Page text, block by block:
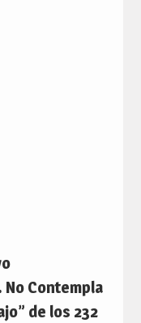
Contempla
de los 232